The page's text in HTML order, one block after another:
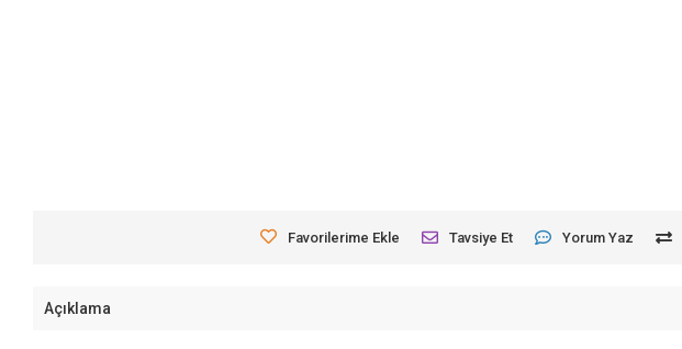
Favorilerime Ekle Tavsiye Et Yorum Yaz
Açıklama